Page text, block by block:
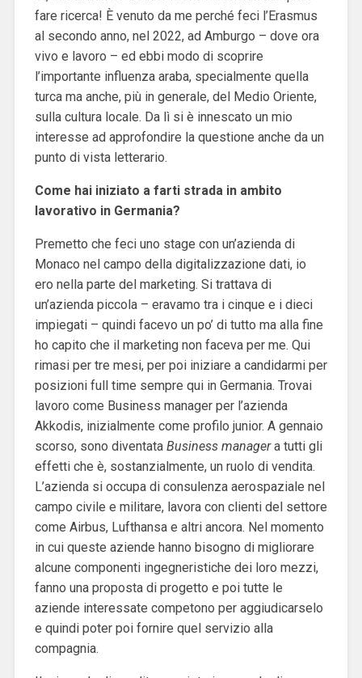
fare ricerca! È venuto da me perché feci l’Erasmus
al secondo anno, nel 2022, ad Amburgo – dove ora
vivo e lavoro – ed ebbi modo di scoprire
l’importante influenza araba, specialmente quella
turca ma anche, più in generale, del Medio Oriente,
sulla cultura locale. Da lì si è innescato un mio
interesse ad approfondire la questione anche da un
punto di vista letterario.
Come hai iniziato a farti strada in ambito
lavorativo in Germania?
Premetto che feci uno stage con un’azienda di
Monaco nel campo della digitalizzazione dati, io
ero nella parte del marketing. Si trattava di
un’azienda piccola – eravamo tra i cinque e i dieci
impiegati – quindi facevo un po’ di tutto ma alla fine
ho capito che il marketing non faceva per me. Qui
rimasi per tre mesi, per poi iniziare a candidarmi per
posizioni full time sempre qui in Germania. Trovai
lavoro come Business manager per l’azienda
Akkodis, inizialmente come profilo junior. A gennaio
scorso, sono diventata Business managera tutti gli
effetti che è, sostanzialmente, un ruolo di vendita.
L’azienda si occupa di consulenza aerospaziale nel
campo civile e militare, lavora con clienti del settore
come Airbus, Lufthansa e altri ancora. Nel momento
in cui queste aziende hanno bisogno di migliorare
alcune componenti ingegneristiche dei loro mezzi,
fanno una proposta di progetto e poi tutte le
aziende interessate competono per aggiudicarselo
e quindi poter poi fornire quel servizio alla
compagnia.